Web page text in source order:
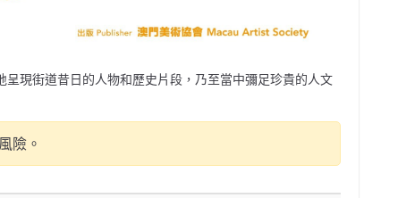
現街道昔日的人物和歷史片段，乃至當中彌足珍貴的人文
險。